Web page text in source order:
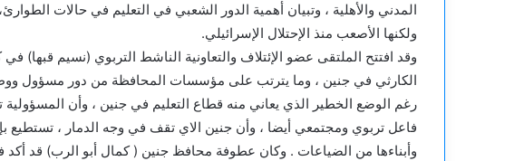
المدني والأهلية ، وتبيان أهمية الدور الشعبي في التعليم في حالات
ولكنها الأصعب منذ الإحتلال الإسرائيلي.
وقد افتتح الملتقى عضو الإئتلاف والتعاونية الناشط التربوي (نسيم قبها) في
الكارثي في جنين ، وما يترتب على مؤسسات المحافظة من دور مسؤول
رغم الوضع الخطير الذي يعاني منه قطاع التعليم في جنين ، وأن
فاعل تربوي ومجتمعي أيضا ، وأن جنين الاي تقف في وجه الدمار ، تستطيع
وأبناءها من الضياعات . وكان عطوفة محافظ جنين ( كمال أبو الرب) قد أكد